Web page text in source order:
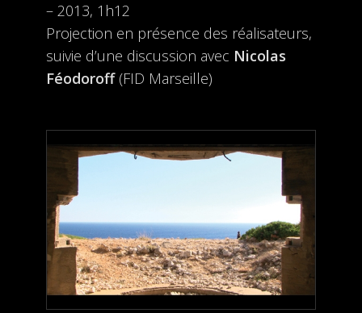
– 2013, 1h12
​Projection en présence des réalisateurs,
suivie d’une discussion avec Nicolas
Féodoroff(FID Marseille)